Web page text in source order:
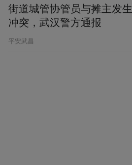
街道城管协管员与摊主发生
冲突，武汉警方通报
平安武昌